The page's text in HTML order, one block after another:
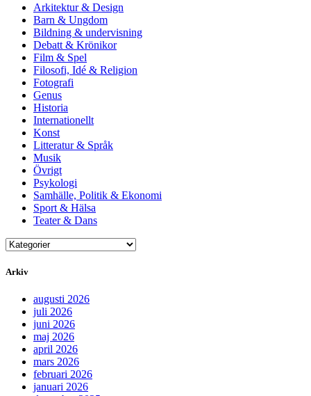
Arkitektur & Design
Barn & Ungdom
Bildning & undervisning
Debatt & Krönikor
Film & Spel
Filosofi, Idé & Religion
Fotografi
Genus
Historia
Internationellt
Konst
Litteratur & Språk
Musik
Övrigt
Psykologi
Samhälle, Politik & Ekonomi
Sport & Hälsa
Teater & Dans
Arkiv
augusti 2026
juli 2026
juni 2026
maj 2026
april 2026
mars 2026
februari 2026
januari 2026